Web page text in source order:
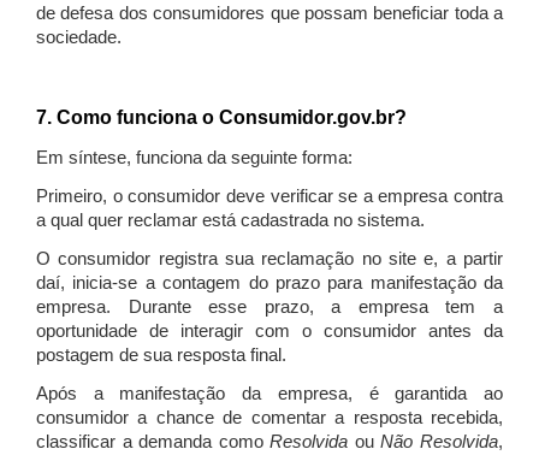
de defesa dos consumidores que possam beneficiar toda a
sociedade.
7. Como funciona o Consumidor.gov.br?
Em síntese, funciona da seguinte forma:
Primeiro, o consumidor deve verificar se a empresa contra
a qual quer reclamar está cadastrada no sistema.
O consumidor registra sua reclamação no site e, a partir
daí, inicia-se a contagem do prazo para manifestação da
empresa. Durante esse prazo, a empresa tem a
oportunidade de interagir com o consumidor antes da
postagem de sua resposta final.
Após a manifestação da empresa, é garantida ao
consumidor a chance de comentar a resposta recebida,
classificar a demanda comoResolvida ouNão Resolvida,